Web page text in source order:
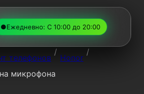
●Ежедневно: С 10:00 до 20:00
телефонов
/
Honor
/
микрофона